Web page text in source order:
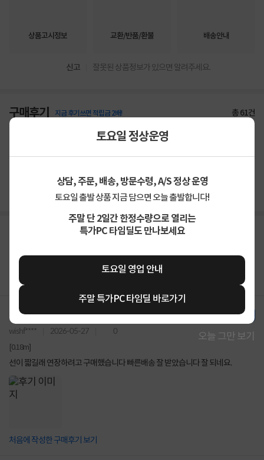
토요일 정상운영
상담, 주문, 배송, 방문수령, A/S 정상 운영
토요일 출발 상품 지금 담으면 오늘 출발합니다!
주말 단 2일간 한정수량으로 열리는
특가PC 타임딜도 만나보세요
토요일 영업 안내
주말 특가PC 타임딜 바로가기
오늘 그만 보기
상품고시정보 교환/반품/환불 배송안내
신고 잘못된 상품정보가 있으면 알려주세요.
구매후기 지금 후기쓰면 적립금 2배! 총61건
4.9
배송
빨라요
한달 사용기
wishf**** 2026-05-27 0
[0.18m]
선이 짧길래 연장하려고 구매했습니다 빠른배송 잘 받았습니다 잘 되네요.
처음에 작성한 구매후기 보기